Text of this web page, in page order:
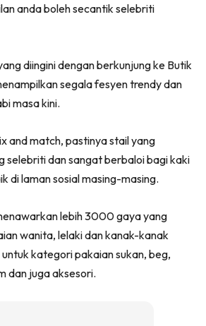
anda boleh secantik selebriti
diingini dengan berkunjung ke Butik
segala fesyen trendy dan
masa kini.
and match, pastinya stail yang
selebriti dan sangat berbaloi bagi kaki
di laman sosial masing-masing.
lebih 3000 gaya yang
wanita, lelaki dan kanak-kanak
kategori pakaian sukan, beg,
dan juga aksesori.